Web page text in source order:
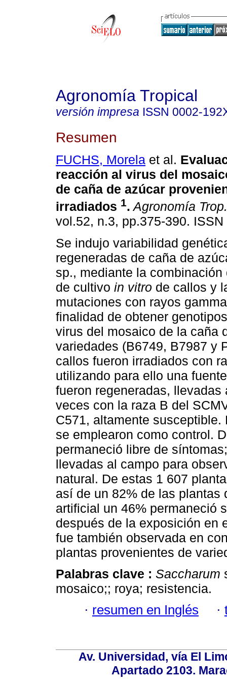
Agronomía Tropical
versión impresa ISSN 0002-
Resumen
FUCHS, Morela et al.
reacción al virus del
de caña de azúcar
irradiados 1. Agronomía Trop.
vol.52, n.3, pp.375-390.
Se indujo variabilidad
regeneradas de caña de
sp., mediante la combinación
de cultivo in vitro de callos y
mutaciones con rayos
finalidad de obtener
virus del mosaico de la caña
variedades (B6749, B7987 y
callos fueron irradiados con
utilizando para ello una
fueron regeneradas,
veces con la raza B del
C571, altamente
se emplearon como control.
permaneció libre de
llevadas al campo para
natural. De estas 1 607
así de un 82% de las
artificial un 46% permaneció
después de la exposición en
fue también observada en
plantas provenientes de
Palabras clave : Saccharum
mosaico;; roya; resistencia.
· resumen en Inglés ·
Av. Universidad, vía El
Apartado 2103.